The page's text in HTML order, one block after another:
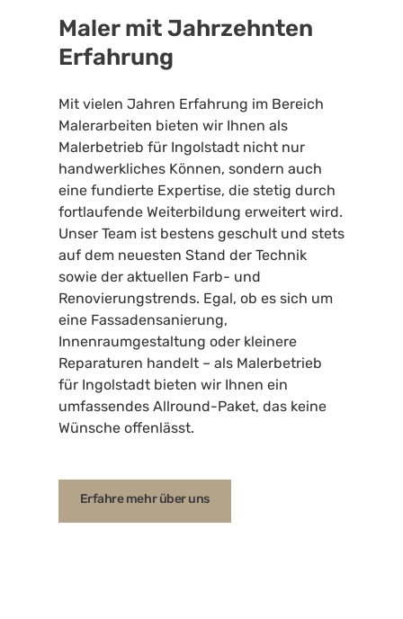
Maler mit Jahrzehnten
Erfahrung
Mit vielen Jahren Erfahrung im Bereich
Malerarbeiten bieten wir Ihnen als
Malerbetrieb für Ingolstadt nicht nur
handwerkliches Können, sondern auch
eine fundierte Expertise, die stetig durch
fortlaufende Weiterbildung erweitert wird.
Unser Team ist bestens geschult und stets
auf dem neuesten Stand der Technik
sowie der aktuellen Farb- und
Renovierungstrends. Egal, ob es sich um
eine Fassadensanierung,
Innenraumgestaltung oder kleinere
Reparaturen handelt – als Malerbetrieb
für Ingolstadt bieten wir Ihnen ein
umfassendes Allround-Paket, das keine
Wünsche offenlässt.
Erfahre mehr über uns